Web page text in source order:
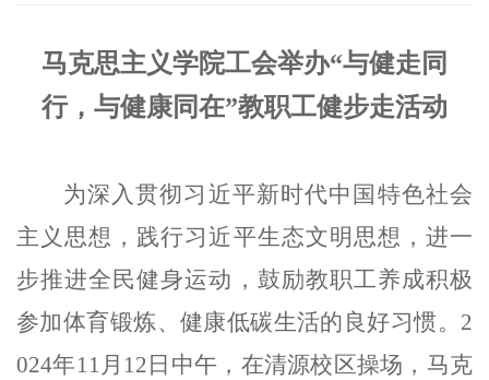
马克思主义学院工会举办“与健走同
行，与健康同在”教职工健步走活动
为深入贯彻习近平新时代中国特色社会
主义思想，践行习近平生态文明思想，进一
步推进全民健身运动，鼓励教职工养成积极
参加体育锻炼、健康低碳生活的良好习惯。2
024年11月12日中午，在清源校区操场，马克